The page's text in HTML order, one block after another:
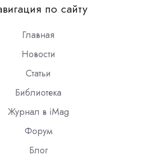
Slack
по сайту
Главная
Новости
Статьи
Библиотека
Журнал в iMag
Форум
Блог